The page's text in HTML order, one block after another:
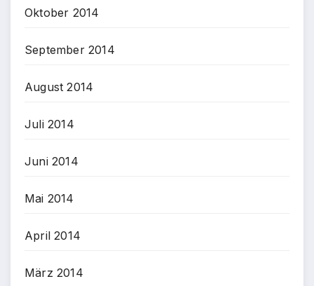
Oktober 2014
September 2014
August 2014
Juli 2014
Juni 2014
Mai 2014
April 2014
März 2014